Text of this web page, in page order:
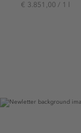
€ 3.851,00 / 1 l